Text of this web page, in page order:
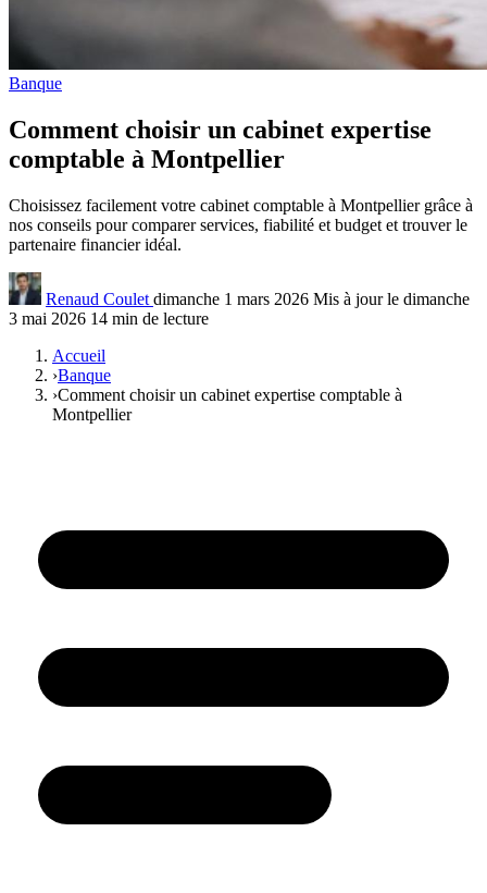
Banque
Comment choisir un cabinet expertise
comptable à Montpellier
Choisissez facilement votre cabinet comptable à Montpellier grâce à
nos conseils pour comparer services, fiabilité et budget et trouver le
partenaire financier idéal.
Renaud Coulet dimanche 1 mars 2026 Mis à jour le dimanche
3 mai 2026 14 min de lecture
Accueil
›Banque
›Comment choisir un cabinet expertise comptable à
Montpellier